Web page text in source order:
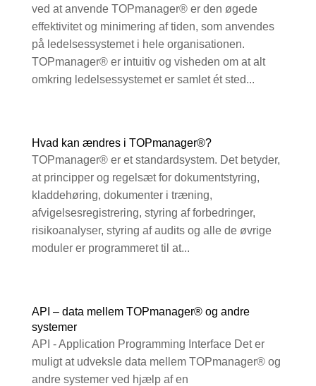
ved at anvende TOPmanager® er den øgede
effektivitet og minimering af tiden, som anvendes
på ledelsessystemet i hele organisationen.
TOPmanager® er intuitiv og visheden om at alt
omkring ledelsessystemet er samlet ét sted...
Hvad kan ændres i TOPmanager®?
TOPmanager® er et standardsystem. Det betyder,
at principper og regelsæt for dokumentstyring,
kladdehøring, dokumenter i træning,
afvigelsesregistrering, styring af forbedringer,
risikoanalyser, styring af audits og alle de øvrige
moduler er programmeret til at...
API – data mellem TOPmanager® og andre
systemer
API - Application Programming Interface Det er
muligt at udveksle data mellem TOPmanager® og
andre systemer ved hjælp af en